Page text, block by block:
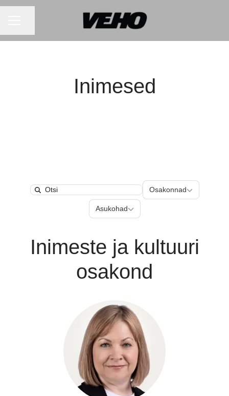
Inimesed
Search
Osakonnad
Osakonnad
Asukohad
Asukohad
Inimeste ja kultuuri
osakond